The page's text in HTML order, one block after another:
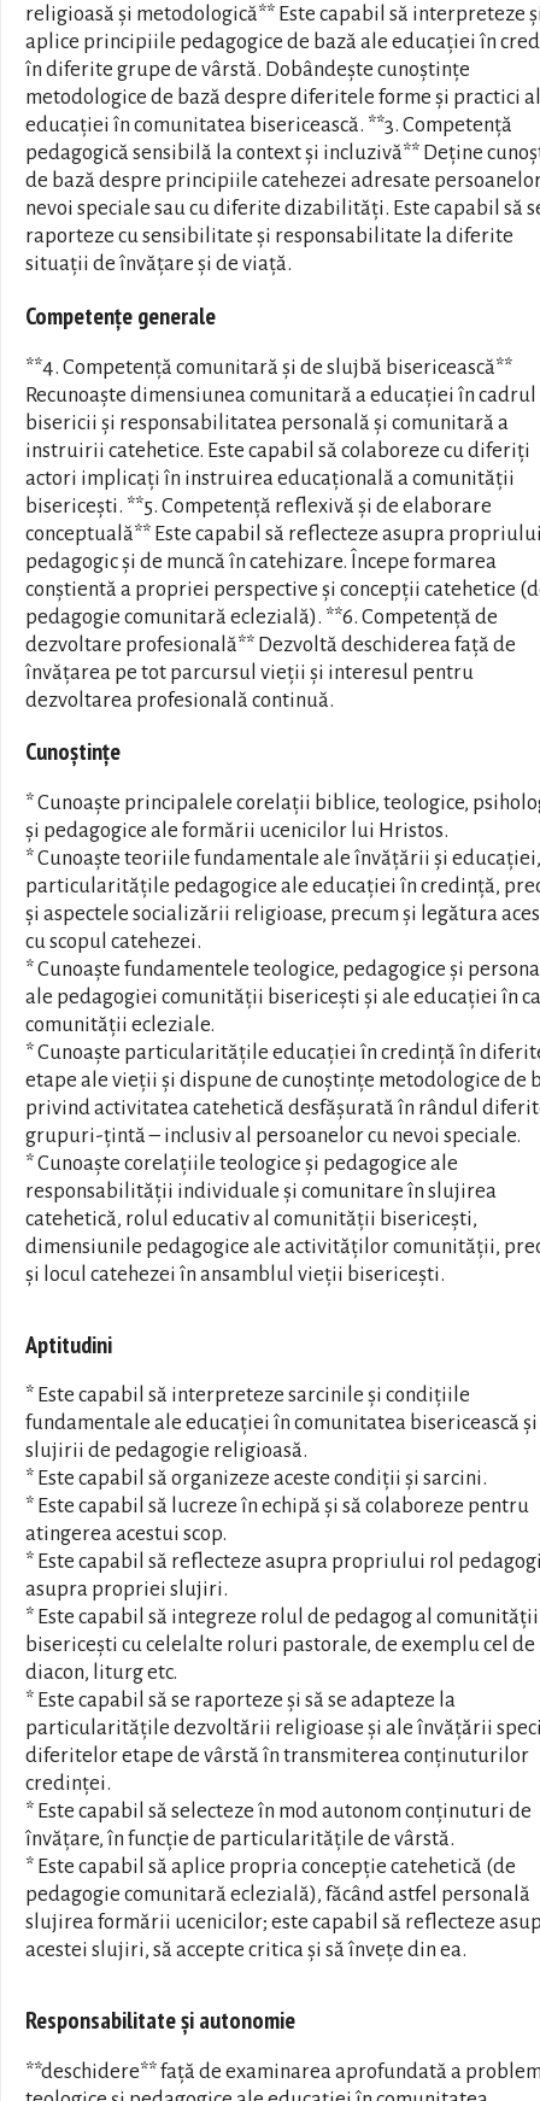
religioasă și metodologică** Este capabil să interpreteze
aplice principiile pedagogice de bază ale educației în
în diferite grupe de vârstă. Dobândește cunoștințe
metodologice de bază despre diferitele forme și practici
educației în comunitatea bisericească. **3. Competență
pedagogică sensibilă la context și incluzivă** Deține
de bază despre principiile catehezei adresate
nevoi speciale sau cu diferite dizabilități. Este capabil să
raporteze cu sensibilitate și responsabilitate la diferite
situații de învățare și de viață.
Competențe generale
**4. Competență comunitară și de slujbă bisericească**
Recunoaște dimensiunea comunitară a educației în cadrul
bisericii și responsabilitatea personală și comunitară a
instruirii catehetice. Este capabil să colaboreze cu diferiți
actori implicați în instruirea educațională a comunității
bisericești. **5. Competență reflexivă și de elaborare
conceptuală** Este capabil să reflecteze asupra
pedagogic și de muncă în catehizare. Începe formarea
conștientă a propriei perspective și concepții catehetice
pedagogie comunitară eclezială). **6. Competență de
dezvoltare profesională** Dezvoltă deschiderea față de
învățarea pe tot parcursul vieții și interesul pentru
dezvoltarea profesională continuă.
Cunoștințe
* Cunoaște principalele corelații biblice, teologice,
și pedagogice ale formării ucenicilor lui Hristos.
* Cunoaște teoriile fundamentale ale învățării și educației,
particularitățile pedagogice ale educației în credință,
și aspectele socializării religioase, precum și legătura
cu scopul catehezei.
* Cunoaște fundamentele teologice, pedagogice și
ale pedagogiei comunității bisericești și ale educației în
comunității ecleziale.
* Cunoaște particularitățile educației în credință în
etape ale vieții și dispune de cunoștințe metodologice de
privind activitatea catehetică desfășurată în rândul
grupuri-țintă – inclusiv al persoanelor cu nevoi speciale.
* Cunoaște corelațiile teologice și pedagogice ale
responsabilității individuale și comunitare în slujirea
catehetică, rolul educativ al comunității bisericești,
dimensiunile pedagogice ale activităților comunității,
și locul catehezei în ansamblul vieții bisericești.
Aptitudini
* Este capabil să interpreteze sarcinile și condițiile
fundamentale ale educației în comunitatea bisericească
slujirii de pedagogie religioasă.
* Este capabil să organizeze aceste condiții și sarcini.
* Este capabil să lucreze în echipă și să colaboreze pentru
atingerea acestui scop.
* Este capabil să reflecteze asupra propriului rol
asupra propriei slujiri.
* Este capabil să integreze rolul de pedagog al comunității
bisericești cu celelalte roluri pastorale, de exemplu cel de
diacon, liturg etc.
* Este capabil să se raporteze și să se adapteze la
particularitățile dezvoltării religioase și ale învățării
diferitelor etape de vârstă în transmiterea conținuturilor
credinței.
* Este capabil să selecteze în mod autonom conținuturi de
învățare, în funcție de particularitățile de vârstă.
* Este capabil să aplice propria concepție catehetică (de
pedagogie comunitară eclezială), făcând astfel personală
slujirea formării ucenicilor; este capabil să reflecteze
acestei slujiri, să accepte critica și să învețe din ea.
Responsabilitate și autonomie
**deschidere** față de examinarea aprofundată a